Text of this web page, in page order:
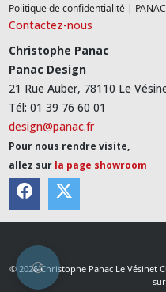
Politique de confidentialité |
Contactez-nous
Christophe Panac
Panac Design
21 Rue Auber, 78110 Le
Tél: 01 39 76 60 01
design@panac.fr
Pour nous rendre visite,
allez sur la page showroom
© 2026 Christophe Panac Le Vésinet